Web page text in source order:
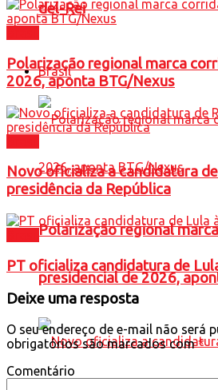
del-Rei
Brasil
Polarização regional
presidencial de 2026,
Polarização regional marca
2026, aponta BTG/Nexus
Novo oficializa a candidatura
presidência da República
PT oficializa candidatura de
Deixe uma resposta
O seu endereço de e-mail não será
obrigatórios são marcados com*
Comentário